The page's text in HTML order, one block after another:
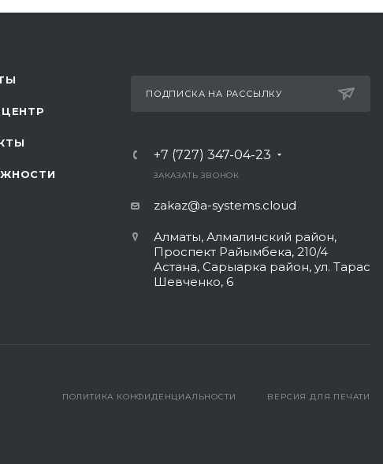
ПОДПИСКА НА РАССЫЛКУ
+7 (727) 347-04-23
ЗАКАЗАТЬ ЗВОНОК
zakaz@a-systems.cloud
Алматы, ​Алмалинский район,
Проспект Райымбека, 210/4
Астана, Сарыарка район, ул. Тарас
Шевченко, 6​
ВЕРСИЯ ДЛЯ ПЕЧАТИ
ПОЛИТИКА КОНФИДЕНЦИАЛЬНОСТИ